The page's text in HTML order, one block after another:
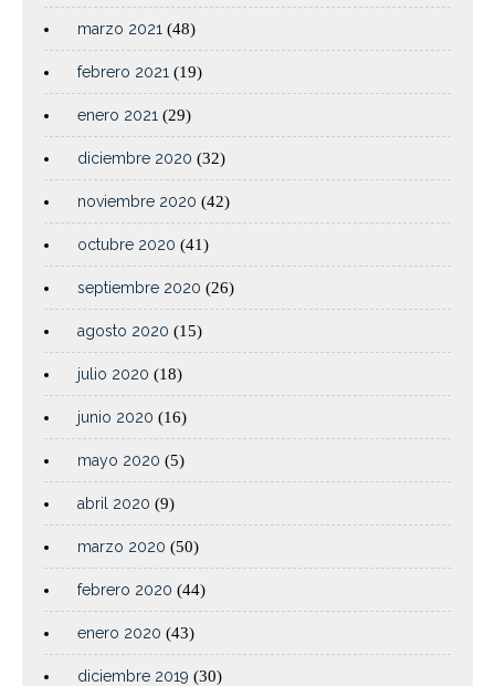
marzo 2021 (48)
febrero 2021 (19)
enero 2021 (29)
diciembre 2020 (32)
noviembre 2020 (42)
octubre 2020 (41)
septiembre 2020 (26)
agosto 2020 (15)
julio 2020 (18)
junio 2020 (16)
mayo 2020 (5)
abril 2020 (9)
marzo 2020 (50)
febrero 2020 (44)
enero 2020 (43)
diciembre 2019 (30)